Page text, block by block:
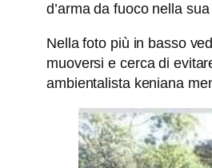
d’arma da fuoco nella
Nella foto più in basso
muoversi e cerca di
ambientalista keniana